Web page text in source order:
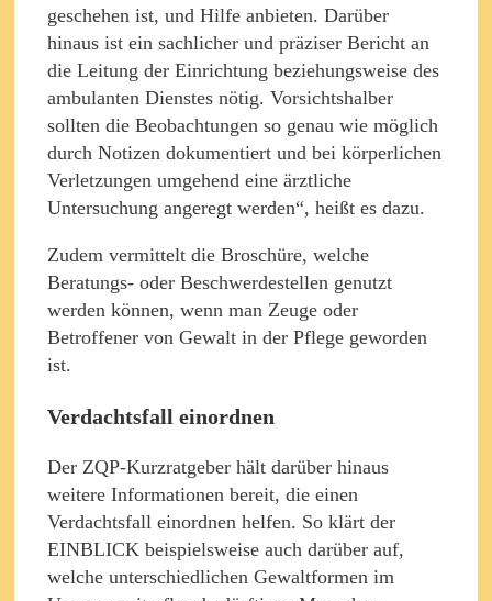
geschehen ist, und Hilfe anbieten. Darüber
hinaus ist ein sachlicher und präziser Bericht an
die Leitung der Einrichtung beziehungsweise des
ambulanten Dienstes nötig. Vorsichtshalber
sollten die Beobachtungen so genau wie möglich
durch Notizen dokumentiert und bei körperlichen
Verletzungen umgehend eine ärztliche
Untersuchung angeregt werden“, heißt es dazu.
Zudem vermittelt die Broschüre, welche
Beratungs- oder Beschwerdestellen genutzt
werden können, wenn man Zeuge oder
Betroffener von Gewalt in der Pflege geworden
ist.
Verdachtsfall einordnen
Der ZQP-Kurzratgeber hält darüber hinaus
weitere Informationen bereit, die einen
Verdachtsfall einordnen helfen. So klärt der
EINBLICK beispielsweise auch darüber auf,
welche unterschiedlichen Gewaltformen im